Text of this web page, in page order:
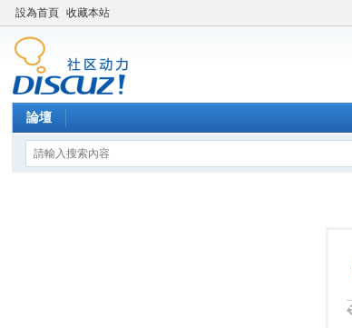
設為首頁 收藏本站
論壇